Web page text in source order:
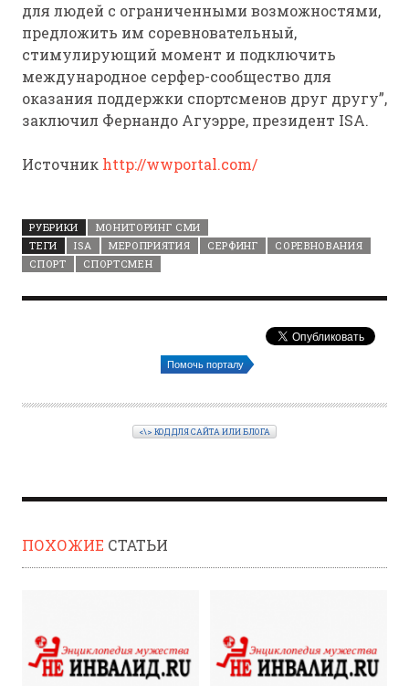
для людей с ограниченными возможностями,
предложить им соревновательный,
стимулирующий момент и подключить
международное серфер-сообщество для
оказания поддержки спортсменов друг другу”,
заключил Фернандо Агуэрре, президент ISA.
Источник http://wwportal.com/
РУБРИКИ
МОНИТОРИНГ СМИ
ТЕГИ
ISA МЕРОПРИЯТИЯ СЕРФИНГ
СОРЕВНОВАНИЯ
СПОРТ
СПОРТСМЕН
Помочь порталу
<\> КОД ДЛЯ САЙТА ИЛИ БЛОГА
ПОХОЖИЕ СТАТЬИ